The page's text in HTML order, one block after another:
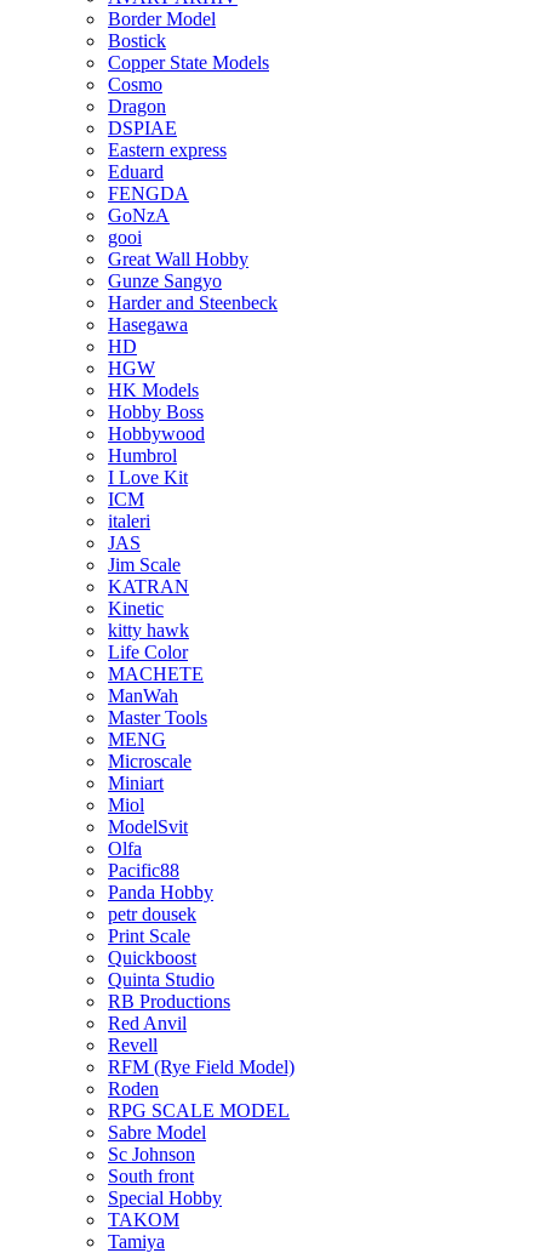
Border Model
Bostick
Copper State Models
Cosmo
Dragon
DSPIAE
Eastern express
Eduard
FENGDA
GoNzA
gooi
Great Wall Hobby
Gunze Sangyo
Harder and Steenbeck
Hasegawa
HD
HGW
HK Models
Hobby Boss
Hobbywood
Humbrol
I Love Kit
ICM
italeri
JAS
Jim Scale
KATRAN
Kinetic
kitty hawk
Life Color
MACHETE
ManWah
Master Tools
MENG
Microscale
Miniart
Miol
ModelSvit
Olfa
Pacific88
Panda Hobby
petr dousek
Print Scale
Quickboost
Quinta Studio
RB Productions
Red Anvil
Revell
RFM (Rye Field Model)
Roden
RPG SCALE MODEL
Sabre Model
Sc Johnson
South front
Special Hobby
TAKOM
Tamiya